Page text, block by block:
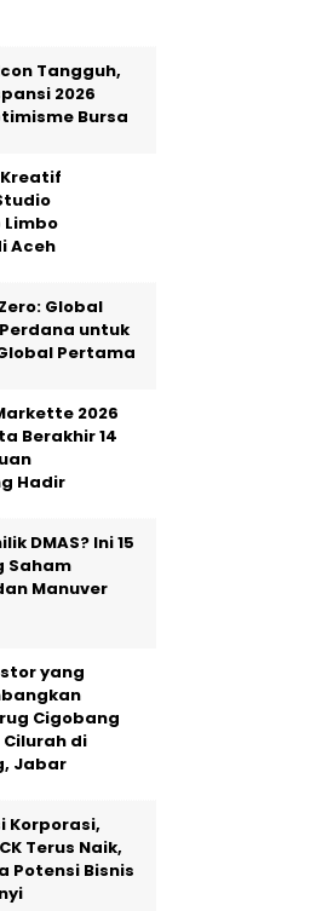
Tangguh,
2026
Bursa
Limbo
Aceh
Global
untuk
Pertama
2026
Berakhir 14
Hadir
DMAS? Ini 15
Saham
Manuver
yang
Cigobang
di
Jabar
Korporasi,
Terus Naik,
Potensi Bisnis